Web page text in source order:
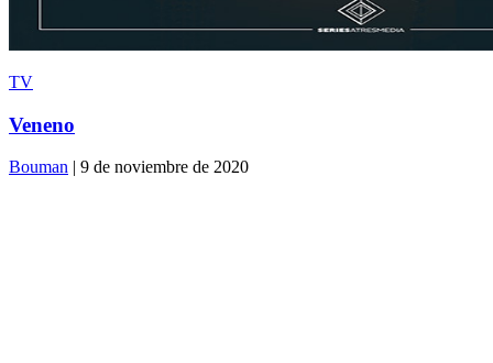
TV
Veneno
Bouman | 9 de noviembre de 2020